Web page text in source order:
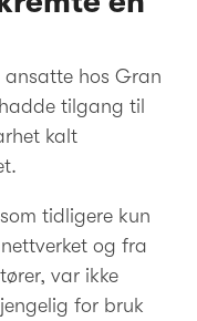
hos Gran
tilgang til
kalt
tidligere kun
og fra
var ikke
for bruk